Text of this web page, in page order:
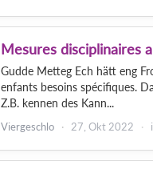
Mesures disciplinaires
Gudde Metteg Ech hätt eng
enfants besoins spécifiques.
Z.B. kennen des Kann...
Viergeschlo 27, Okt 2022